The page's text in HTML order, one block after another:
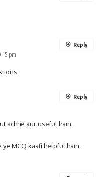
pm
Reply
achhe aur useful hain.
ye MCQ kaafi helpful hain.
Reply